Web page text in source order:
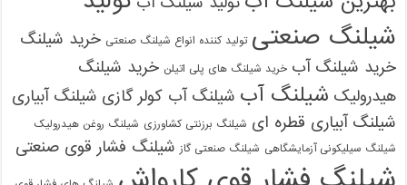
شیلنگ صنعتی تولید کننده انواع شیلنگ صنعتی خرید شیلنگ
خرید شیلنگ آب خرید شیلنگ های پلی اتیلن خرید شیلنگ
هیدرولیک شیلنگ آب شیلنگ آب کولر گازی شیلنگ آبیاری
شیلنگ آبیاری قطره ای شیلنگ برزنتی کشاورزی شیلنگ روغن هیدرولیک
شیلنگ سیلیکونی آزمایشگاهی شیلنگ صنعتی گاز شیلنگ فشار قوی صنعتی